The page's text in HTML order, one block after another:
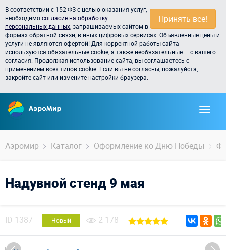
Принять всё!
В соответствии с 152-ФЗ с целью оказания услуг,
необходимосогласие на обработку
персональных данных , запрашиваемых сайтом в
формах обратной связи, в иных цифровых сервисах. Объявленные цены и
услуги не являются офертой! Для корректной работы сайта
используются обязательные cookie, а также необязательные — с вашего
согласия. Продолжая использование сайта, вы соглашаетесь с
применением всех типов cookie. Если вы не согласны, пожалуйста,
закройте сайт или измените настройки браузера.
Аэромир Каталог Оформление ко Дню Победы
Надувной стенд 9 мая
ID 1387 Новый 2 178